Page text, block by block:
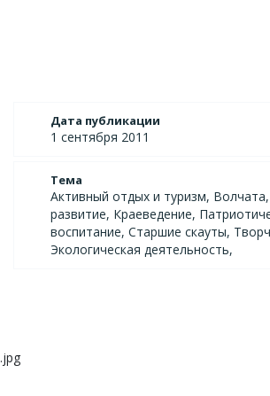
Дата публикации
1 сентября 2011
Тема
Активный отдых и туризм,
развитие, Краеведение,
воспитание, Старшие скауты,
Экологическая деятельность,